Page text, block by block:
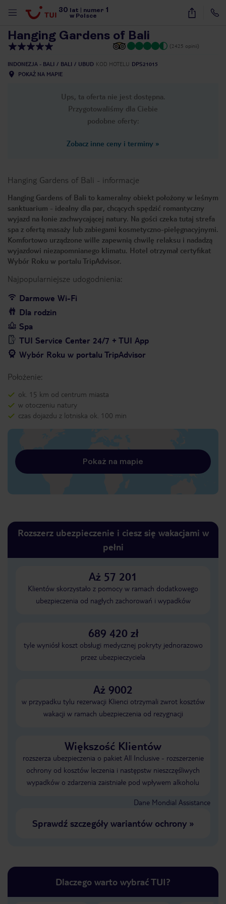
30 lat numer 1
w Polsce
19
Hanging Gardens of Bali
(2425 opinii)
INDONEZJA - BALI BALI UBUD KOD HOTELU DPS21015
POKAŻ NA MAPIE
Ups, ta oferta nie jest dostępna.
Przygotowaliśmy dla Ciebie
podobne oferty:
Zobacz inne ceny i terminy »
Hanging Gardens of Bali - informacje
Hanging Gardens of Bali to kameralny obiekt położony w leśnym
sanktuarium - idealny dla par, chcących spędzić romantyczny
wyjazd na łonie zachwycającej natury. Na gości czeka tutaj strefa
spa z ofertą masaży lub zabiegami kosmetyczno-pielęgnacyjnymi.
Komfortowo urządzone wille zapewnią chwilę relaksu i nadadzą
wyjazdowi niezapomnianego klimatu. Hotel otrzymał certyfikat
Wybór Roku w portalu TripAdvisor.
Najpopularniejsze udogodnienia:
Darmowe Wi-Fi
Dla rodzin
Spa
TUI Service Center 24/7 + TUI App
Wybór Roku w portalu TripAdvisor
Położenie:
ok. 15 km od centrum miasta
w otoczeniu natury
czas dojazdu z lotniska ok. 100 min
Pokaż na mapie
Rozszerz ubezpieczenie i ciesz się wakacjami w
pełni
Aż 57 201
Klientów skorzystało z pomocy w ramach dodatkowego
ubezpieczenia od nagłych zachorowań i wypadków
689 420 zł
tyle wyniósł koszt obsługi medycznej pokryty jednorazowo
przez ubezpieczyciela
Aż 9002
w przypadku tylu rezerwacji Klienci otrzymali zwrot kosztów
wakacji w ramach ubezpieczenia od rezygnacji
Większość Klientów
rozszerza ubezpieczenia o pakiet All Inclusive - rozszerzenie
ochrony od kosztów leczenia i następstw nieszczęśliwych
wypadków o zdarzenia zaistniałe pod wpływem alkoholu
Dane Mondial Assistance
Sprawdź szczegóły wariantów ochrony»
Dlaczego warto wybrać TUI?